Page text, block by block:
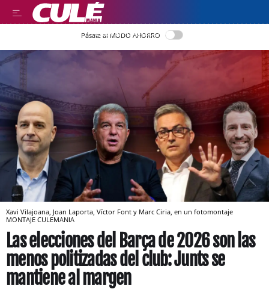
LEER EN CASTELLANO
Pásate al MODO AHORRO
Xavi Vilajoana, Joan Laporta, Víctor Font y Marc Ciria, en un fotomontaje
MONTAJE CULEMANIA
Las elecciones del Barça de 2026 son las
menos politizadas del club: Junts se
mantiene al margen